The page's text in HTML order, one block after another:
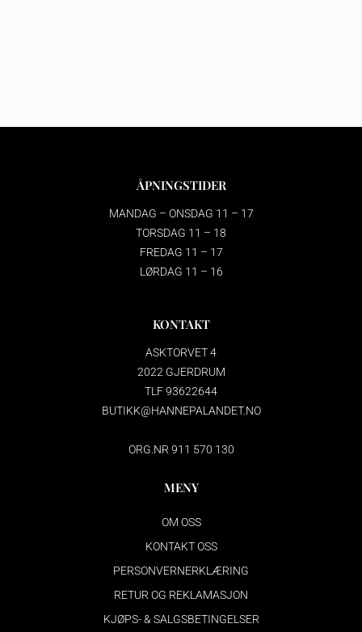
ÅPNINGSTIDER
MANDAG – ONSDAG 11 – 17
TORSDAG 11 – 18
FREDAG 11 – 17
LØRDAG 11 – 16
KONTAKT
ASKTORVET 4
2022 GJERDRUM
TLF 93622644
BUTIKK@HANNEPALANDET.NO
ORG.NR 911 570 130
MENY
OM OSS
KONTAKT OSS
PERSONVERNERKLÆRING
RETUR OG REKLAMASJON
KJØPS- & SALGSBETINGELSER